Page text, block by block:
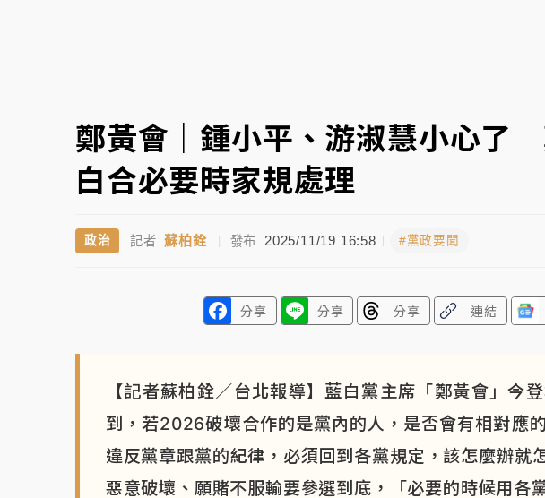
鄭黃會｜鍾小平、游淑慧小心了
白合必要時家規處理
政治 記者 蘇柏銓 發布 2025/11/19 16:58 #黨政要聞
分享 分享 分享 連結
【記者蘇柏銓／台北報導】藍白黨主席「鄭黃會」今
到，若2026破壞合作的是黨內的人，是否會有相對應
違反黨章跟黨的紀律，必須回到各黨規定，該怎麼辦就
惡意破壞、願賭不服輸要參選到底，「必要的時候用各